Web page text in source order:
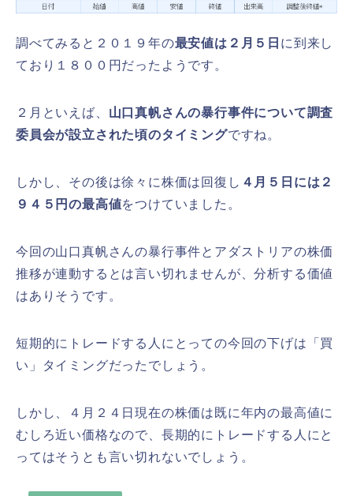
調べてみると２０１９年の最安値は２月５日 に到来し
ており１８００円だったようです。
２月といえば、 山口真帆さんの暴行事件について調査
委員会が設立された頃のタイミングですね。
しかし、その後は徐々に株価は回復し ４月５日には２
９４５円の最高値をつけていました。
今回の山口真帆さんの暴行事件とアダストリアの株価
推移が連動するとは言い切れませんが、分析する価値
はありそうです。
短期的にトレードする人にとっての今回の下げは「買
い」タイミングだったでしょう。
しかし、４月２４日現在の株価は既に年内の最高値に
むしろ近い価格なので、長期的にトレードする人にと
ってはそうとも言い切れないでしょう。